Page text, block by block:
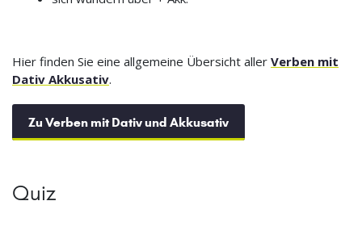
Hier finden Sie eine allgemeine Übersicht aller Verben mit
Dativ Akkusativ.
Zu Verben mit Dativ und Akkusativ
Quiz